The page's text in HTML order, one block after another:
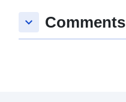
keyboard_arrow_down Comments